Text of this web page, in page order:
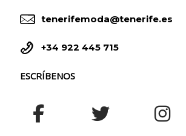

 tenerifemoda@tenerife.es

 +34 922 445 715
ESCRÍBENOS